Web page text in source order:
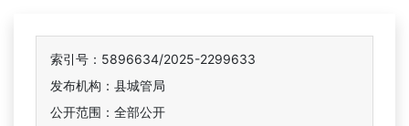
索引号：5896634/2025-2299633
发布机构：县城管局
公开范围：全部公开